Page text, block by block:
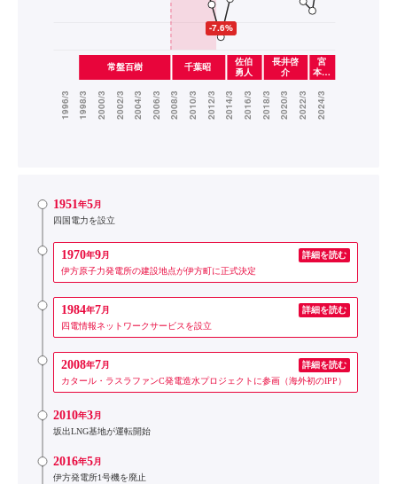
1951年5月
四国電力を設立
1970年9月
詳細を読む
伊方原子力発電所の建設地点が伊方町に正式決定
1984年7月
詳細を読む
四電情報ネットワークサービスを設立
2008年7月
詳細を読む
カタール・ラスラファンC発電造水プロジェクトに参画（海外初のIPP）
2010年3月
坂出LNG基地が運転開始
2016年5月
伊方発電所1号機を廃止